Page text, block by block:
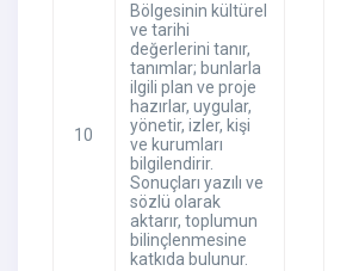
10
Bölgesinin kültürel
ve tarihi
değerlerini tanır,
tanımlar; bunlarla
ilgili plan ve proje
hazırlar, uygular,
yönetir, izler, kişi
ve kurumları
bilgilendirir.
Sonuçları yazılı ve
sözlü olarak
aktarır, toplumun
bilinçlenmesine
katkıda bulunur.